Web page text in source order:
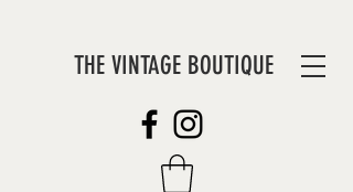
THE VINTAGE BOUTIQUE